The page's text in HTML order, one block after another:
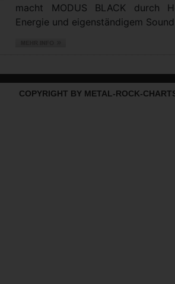
macht MODUS BLACK durch
Energie und eigenständigem
COPYRIGHT BY METAL-ROCK-